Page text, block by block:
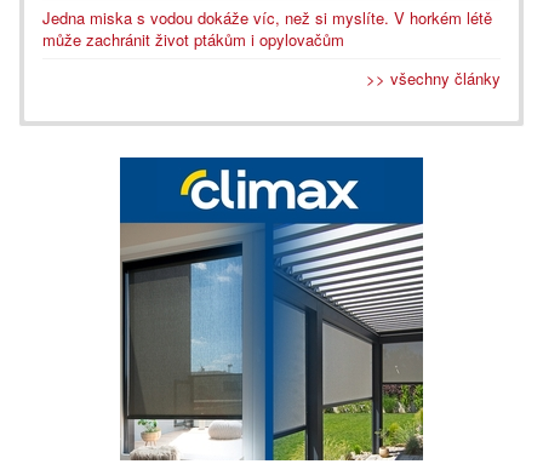
Jedna miska s vodou dokáže víc, než si myslíte. V horkém létě
může zachránit život ptákům i opylovačům
>> všechny články